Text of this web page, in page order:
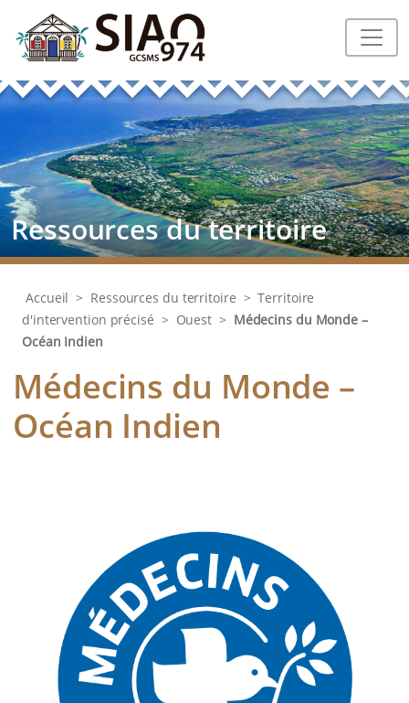
Ressources du territoire
Accueil > Ressources du territoire > Territoire
d'intervention précisé > Ouest > Médecins du Monde –
Océan Indien
Médecins du Monde –
Océan Indien